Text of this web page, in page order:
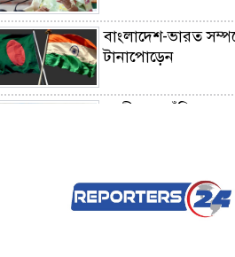
বাংলাদেশ-ভারত
টানাপোড়েন
গাজীপুরে দাঁড়িয়ে
ডাকা হচ্ছে সংসদের
অধিবেশন